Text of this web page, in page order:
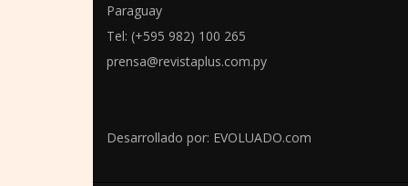
Paraguay
Tel: (+595 982) 100 265
prensa@revistaplus.com.py
Desarrollado por: EVOLUADO.com